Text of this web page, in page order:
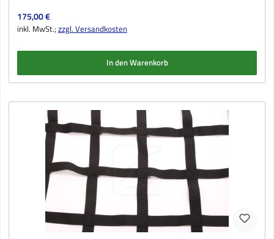
Regulärer Preis:
175,00 €
inkl. MwSt.;zzgl. Versandkosten
In den Warenkorb